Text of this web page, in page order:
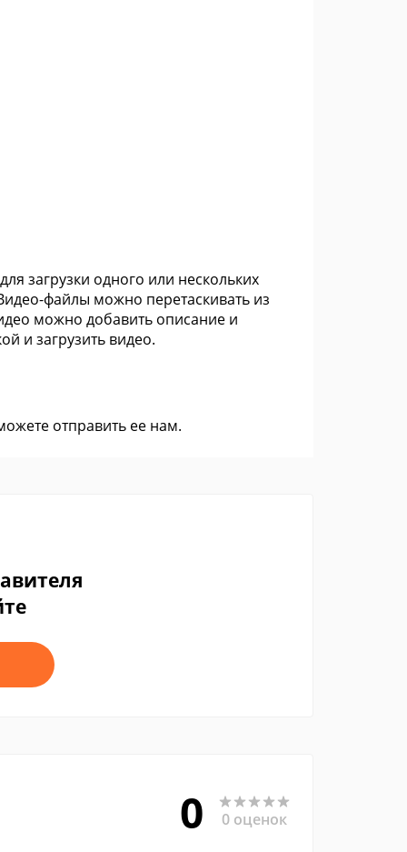
загрузки одного или нескольких
файлы можно перетаскивать из
можно добавить описание и
и загрузить видео.
отправить ее нам.
0 0 оценок